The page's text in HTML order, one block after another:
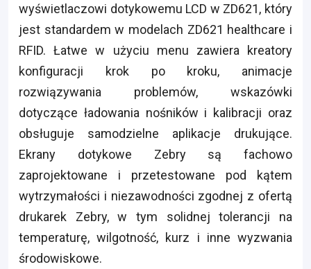
wyświetlaczowi dotykowemu LCD w ZD621, który
jest standardem w modelach ZD621 healthcare i
RFID. Łatwe w użyciu menu zawiera kreatory
konfiguracji krok po kroku, animacje
rozwiązywania problemów, wskazówki
dotyczące ładowania nośników i kalibracji oraz
obsługuje samodzielne aplikacje drukujące.
Ekrany dotykowe Zebry są fachowo
zaprojektowane i przetestowane pod kątem
wytrzymałości i niezawodności zgodnej z ofertą
drukarek Zebry, w tym solidnej tolerancji na
temperaturę, wilgotność, kurz i inne wyzwania
środowiskowe.